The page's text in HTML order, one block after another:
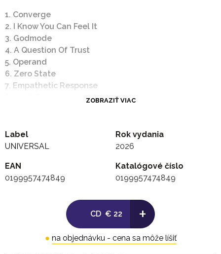
1. Converge
2. I Know You Can Feel It
3. Godmode
4. A Question Of Trust
5. Operand
6. Zero State
7. Empathetic Response
11. A Framework
12. Ghost In The Machine
14. As Alive As You Need Me To Be
15. The First Betrayal
17. Shadow Over Me
19. Forked Reality
20. As Alive As You Need Me To Be
ZOBRAZIŤ VIAC
Label
UNIVERSAL
Rok vydania
2026
EAN
0199957474849
Katalógové číslo
0199957474849
CD € 22 +
● na objednávku - cena sa môže líšiť